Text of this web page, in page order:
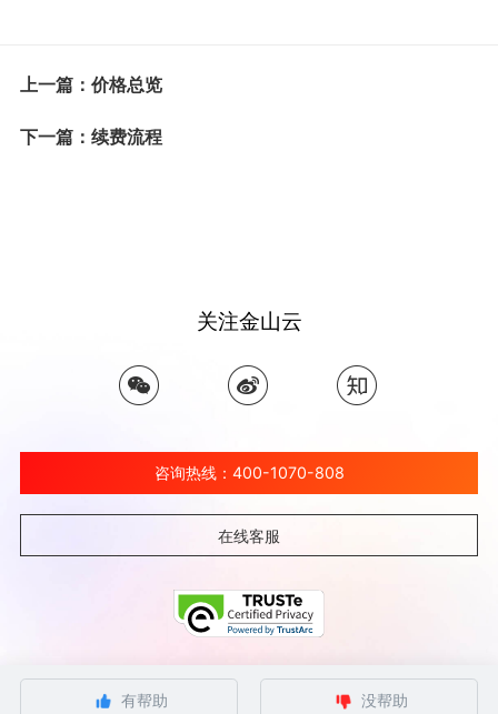
上一篇：价格总览
下一篇：续费流程
有帮助 没帮助
关注金山云
咨询热线：400-1070-808
在线客服
©北京金山云网络技术有限公司 2026 Ksyun All Rights Reserved Kingsoft Corp.